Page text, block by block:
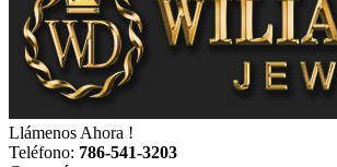
Llámenos Ahora !
Teléfono: 786-541-3203